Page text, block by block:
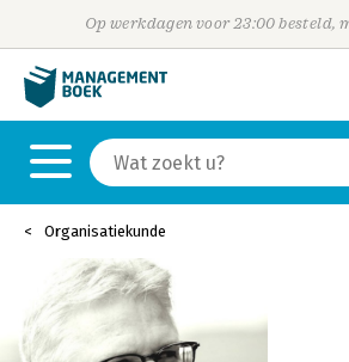
Op werkdagen voor 23:00 besteld,
Organisatiekunde